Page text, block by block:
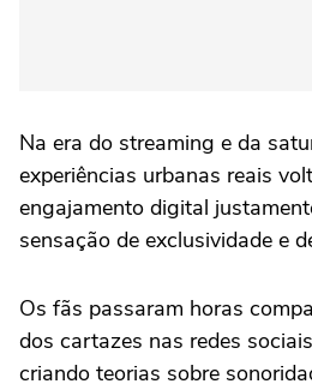
Na era do streaming e da
experiências urbanas reais
engajamento digital
sensação de exclusividade e
Os fãs passaram horas
dos cartazes nas redes
criando teorias sobre